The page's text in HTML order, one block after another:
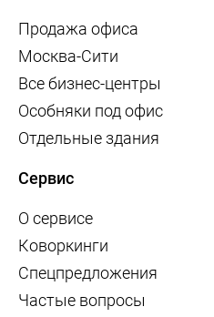
Продажа офиса
Москва-Сити
Все бизнес-центры
Особняки под офис
Отдельные здания
Сервис
О сервисе
Коворкинги
Спецпредложения
Частые вопросы